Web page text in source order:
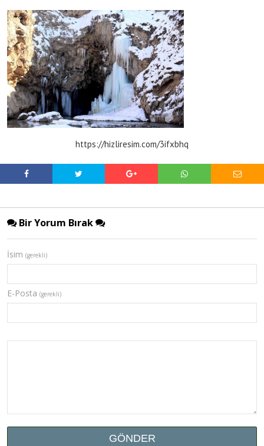
https://hizliresim.com/3ifxbhq
Bir Yorum Bırak
İsim (gerekli)
E-Posta (gerekli)